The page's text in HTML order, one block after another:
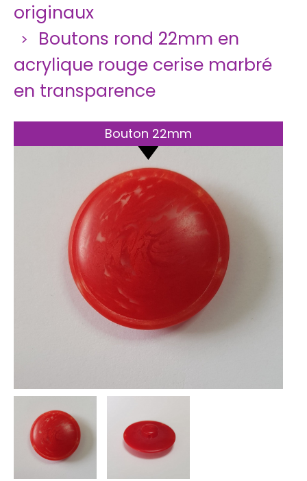
originaux
Boutons rond 22mm en
acrylique rouge cerise marbré
en transparence
Bouton 22mm